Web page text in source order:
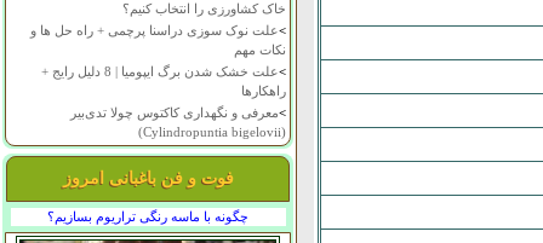
خاک کشاورزی را انتخاب کنیم؟
>علت نوک سوزی دراسنا پرچمی + راه حل ها و
نکات مهم
>
علت خشک شدن برگ ایپومیا | 8 دلیل رایج +
راهکارها
>معرفی و نگهداری کاکتوس چولا تدی‌بیر
(Cylindropuntia bigelovii)
فوت و فن باغبانی امروز
چگونه با ماسه رنگی تراریوم بسازیم؟